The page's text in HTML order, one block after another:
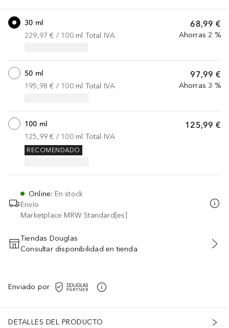
68,99 €
Ahorras 2 %
30 ml
229,97 € / 100 ml Total IVA
97,99 €
Ahorras 3 %
50 ml
195,98 € / 100 ml Total IVA
125,99 €
100 ml
125,99 € / 100 ml Total IVA
RECOMENDADO
Online: En stock
Envío
Marketplace MRW Standard[es]
AÑADIR AL CARRITO
Tiendas Douglas
Consultar disponibilidad en tienda
Enviado por
DETALLES DEL PRODUCTO